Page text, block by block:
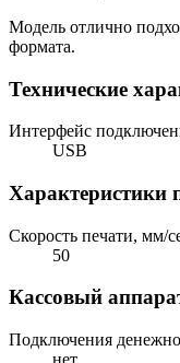
Модель отлично
формата.
Технические
Интерфейс
USB
Характеристики
Скорость печати, мм/
50
Кассовый
Подключения